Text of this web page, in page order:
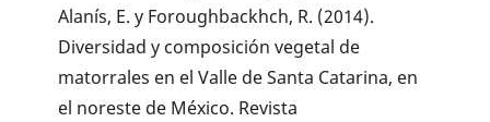
Alanís, E. y Foroughbackhch, R. (2014).
Diversidad y composición vegetal de
matorrales en el Valle de Santa Catarina, en
el noreste de México. Revista